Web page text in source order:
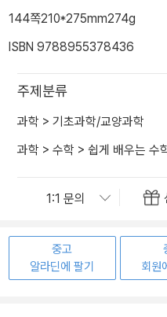
144쪽210*275mm274g
ISBN 9788955378436
주제분류
과학 > 기초과학/교양과학
과학 > 수학 > 쉽게 배우는 수
중고
알라딘에 팔기
회원